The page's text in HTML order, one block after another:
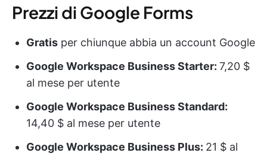
Prezzi di Google Forms
Gratis per chiunque abbia un account Google
Google Workspace Business Starter: 7,20 $
al mese per utente
Google Workspace Business Standard:
14,40 $ al mese per utente
Google Workspace Business Plus: 21 $ al